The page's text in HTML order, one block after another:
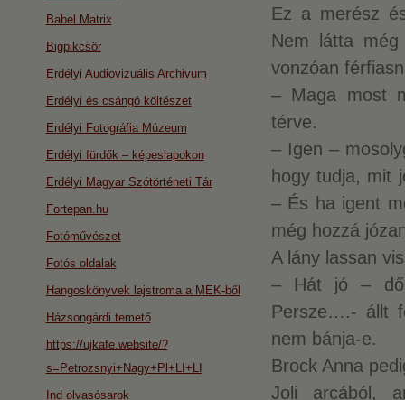
Ez a merész
Nem látta
vonzóan
– Maga most
térve.
– Igen –
hogy tudja, mit
– És ha igent
még hozzá
A lány lassan
– Hát jó –
Persze….- állt
nem bánja-e.
Brock Anna
Joli arcából,
Babel Matrix
Bigpikcsör
Erdélyi Audiovizuális Archivum
Erdélyi és csángó költészet
Erdélyi Fotográfia Múzeum
Erdélyi fürdők – képeslapokon
Erdélyi Magyar Szótörténeti Tár
Fortepan.hu
Fotóművészet
Fotós oldalak
Hangoskönyvek lajstroma a MEK-ből
Házsongárdi temető
https://ujkafe.website/?
s=Petrozsnyi+Nagy+Pl+LI+LI
Ind olvasósarok